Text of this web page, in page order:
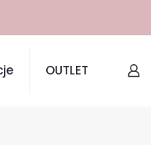
OUTLET